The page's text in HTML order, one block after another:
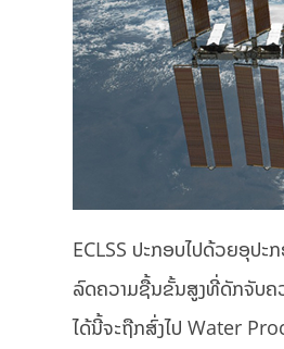
ECLSS ປະກອບໄປດ້ວຍອຸປ
ລົດຄວາມຊື້ນຂັ້ນສູງທີ່ດັກຈັບຄ
ໄດ້ນີ້ຈະຖືກສົ່ງໄປ Water